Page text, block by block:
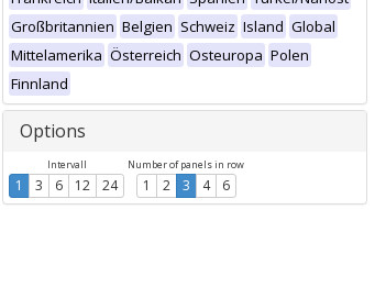
Großbritannien Belgien Schweiz Island Global
Mittelamerika Österreich Osteuropa Polen
Finnland
Options
Intervall
1 3 6 12 24
Number of panels in row
1 2 3 4 6